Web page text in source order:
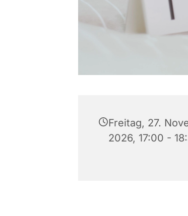
Freitag, 27.
2026, 17:00 -